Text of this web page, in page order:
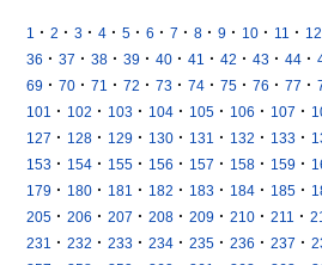
1 · 2 · 3 · 4 · 5 · 6 · 7 · 8 · 9 · 10 · 11 · 12
36 · 37 · 38 · 39 · 40 · 41 · 42 · 43 · 44 ·
69 · 70 · 71 · 72 · 73 · 74 · 75 · 76 · 77 ·
101
· 102 · 103 · 104 · 105 · 106 · 107 ·
127 · 128 · 129 · 130 · 131 · 132 · 133 ·
153 · 154 · 155 · 156 · 157 · 158 · 159 ·
179 · 180 · 181 · 182 · 183 · 184 · 185 ·
205 · 206 · 207 · 208 · 209 · 210 · 211 ·
231
· 232 · 233 · 234 · 235 · 236 · 237 ·